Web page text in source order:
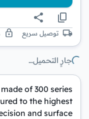
توصيل سريع
جارٍ التحميل…
of 300 series
to the highest
and surface